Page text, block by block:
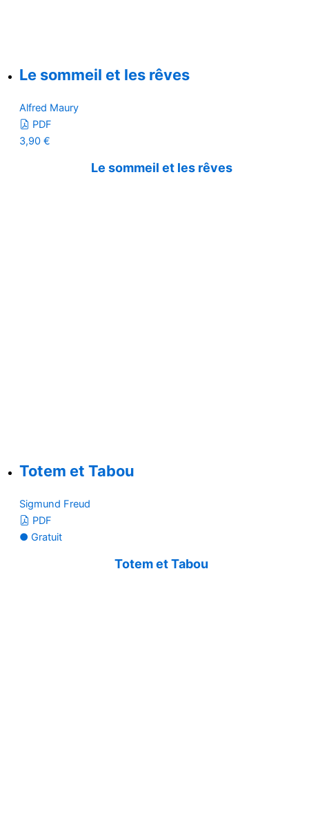
Le sommeil et les rêves
Alfred Maury
PDF
3,90 €
Le sommeil et les rêves
Totem et Tabou
Sigmund Freud
PDF
● Gratuit
Totem et Tabou